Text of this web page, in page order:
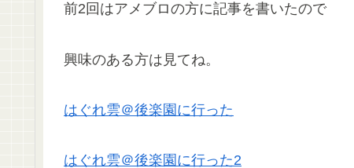
前2回はアメブロの方に記事を書いたので
興味のある方は見てね。
はぐれ雲＠後楽園に行った
はぐれ雲＠後楽園に行った2